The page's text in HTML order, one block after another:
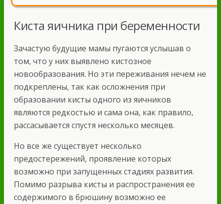
Киста яичника при беременности
Зачастую будущие мамы пугаются услышав о
том, что у них выявлено кистозное
новообразования. Но эти переживания нечем не
подкреплены, так как осложнения при
образовании кисты одного из яичников
являются редкостью и сама она, как правило,
рассасывается спустя несколько месяцев.
Но все же существует несколько
предостережений, проявление которых
возможно при запущенных стадиях развития.
Помимо разрыва кисты и распространения ее
содержимого в брюшину возможно ее